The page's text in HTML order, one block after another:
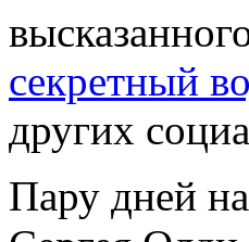
секретный
других
Пару дней